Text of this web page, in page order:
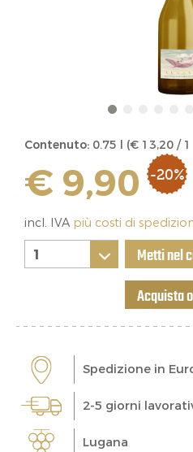
Contenuto: 0.75 l (€ 13,20 /
€ 9,90 -20%
incl. IVA più costi di
Metti nel
Acquista
Spedizione in
2-5 giorni
Lugana